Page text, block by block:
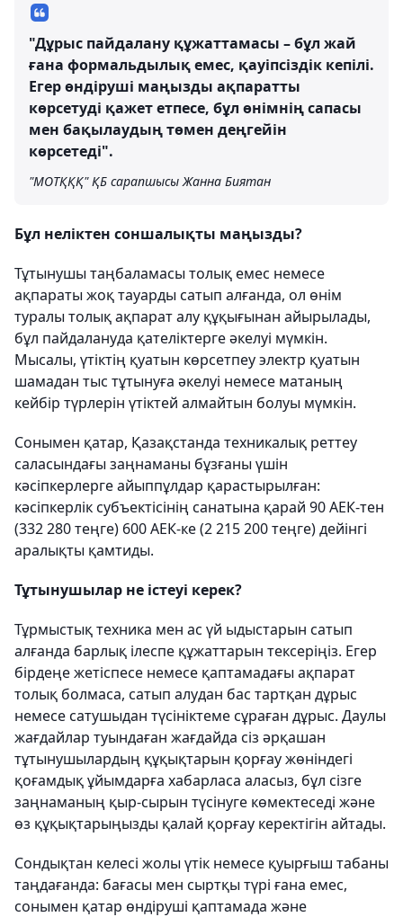
"Дұрыс пайдалану құжаттамасы – бұл жай
ғана формальдылық емес, қауіпсіздік кепілі.
Егер өндіруші маңызды ақпаратты
көрсетуді қажет етпесе, бұл өнімнің сапасы
мен бақылаудың төмен деңгейін
көрсетеді".
"МОТҚҚҚ" ҚБ сарапшысы Жанна Биятан
Бұл неліктен соншалықты маңызды?
Тұтынушы таңбаламасы толық емес немесе
ақпараты жоқ тауарды сатып алғанда, ол өнім
туралы толық ақпарат алу құқығынан айырылады,
бұл пайдалануда қателіктерге әкелуі мүмкін.
Мысалы, үтіктің қуатын көрсетпеу электр қуатын
шамадан тыс тұтынуға әкелуі немесе матаның
кейбір түрлерін үтіктей алмайтын болуы мүмкін.
Сонымен қатар, Қазақстанда техникалық реттеу
саласындағы заңнаманы бұзғаны үшін
кәсіпкерлерге айыппұлдар қарастырылған:
кәсіпкерлік субъектісінің санатына қарай 90 АЕК-тен
(332 280 теңге) 600 АЕК-ке (2 215 200 теңге) дейінгі
аралықты қамтиды.
Тұтынушылар не істеуі керек?
Тұрмыстық техника мен ас үй ыдыстарын сатып
алғанда барлық ілеспе құжаттарын тексеріңіз. Егер
бірдеңе жетіспесе немесе қаптамадағы ақпарат
толық болмаса, сатып алудан бас тартқан дұрыс
немесе сатушыдан түсініктеме сұраған дұрыс. Даулы
жағдайлар туындаған жағдайда сіз әрқашан
тұтынушылардың құқықтарын қорғау жөніндегі
қоғамдық ұйымдарға хабарласа аласыз, бұл сізге
заңнаманың қыр-сырын түсінуге көмектеседі және
өз құқықтарыңызды қалай қорғау керектігін айтады.
Сондықтан келесі жолы үтік немесе қуырғыш табаны
таңдағанда: бағасы мен сыртқы түрі ғана емес,
сонымен қатар өндіруші қаптамада және